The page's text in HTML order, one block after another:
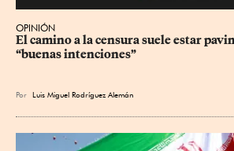
OPINIÓN
El camino a la censura suele estar
“buenas intenciones”
Por Luis Miguel Rodríguez Alemán